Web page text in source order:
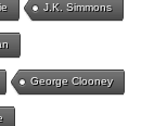
J.K. Simmons
George Clooney